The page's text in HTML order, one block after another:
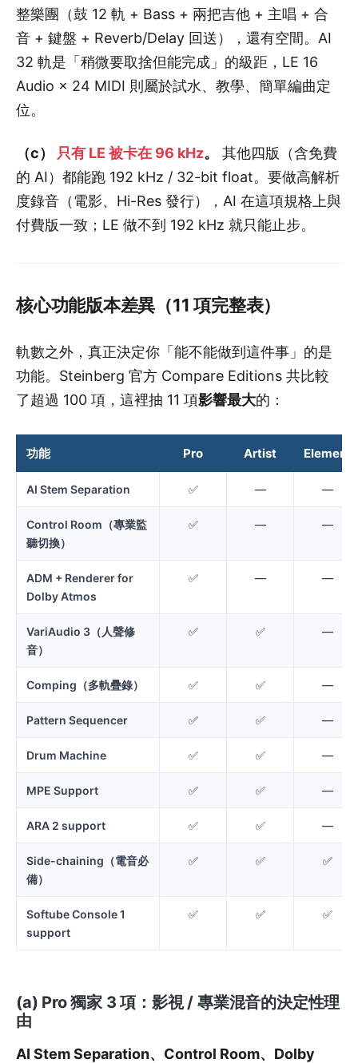
整樂團（鼓 12 軌 + Bass + 兩把吉他 + 主唱 + 合
音 + 鍵盤 + Reverb/Delay 回送），還有空間。AI
32 軌是「稍微要取捨但能完成」的級距，LE 16
Audio × 24 MIDI 則屬於試水、教學、簡單編曲定
位。
（c） 只有 LE 被卡在 96 kHz。
其他四版（含免費
的 AI）都能跑 192 kHz / 32-bit float。要做高解析
度錄音（電影、Hi-Res 發行），AI 在這項規格上與
付費版一致；LE 做不到 192 kHz 就只能止步。
核心功能版本差異（11 項完整表）
軌數之外，真正決定你「能不能做到這件事」的是
功能。Steinberg 官方 Compare Editions 共比較
了超過 100 項，這裡抽 11 項影響最大的：
功能 Pro Artist Elements
AI Stem Separation ✅ — —
Control Room（專業監
聽切換）
✅ — —
ADM + Renderer for
Dolby Atmos
✅ — —
VariAudio 3（人聲修
音）
✅ ✅ —
Comping（多軌疊錄） ✅ ✅ —
Pattern Sequencer ✅ ✅ —
Drum Machine ✅ ✅ —
MPE Support ✅ ✅ —
ARA 2 support ✅ ✅ —
Side-chaining（電音必
備）
✅ ✅ ✅
Softube Console 1
support
✅ ✅ ✅
(a) Pro 獨家 3 項：影視 / 專業混音的決定性理
由
AI Stem Separation、Control Room、Dolby